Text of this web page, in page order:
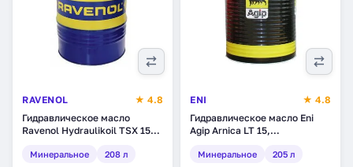
RAVENOL
★ 4.8
Гидравлическое масло
Ravenol Hydraulikoil TSX 15
(1323202-208)
Минеральное 208 л
ENI
★ 4.8
Гидравлическое масло Eni
Agip Arnica LT 15,
Минеральное 205 л